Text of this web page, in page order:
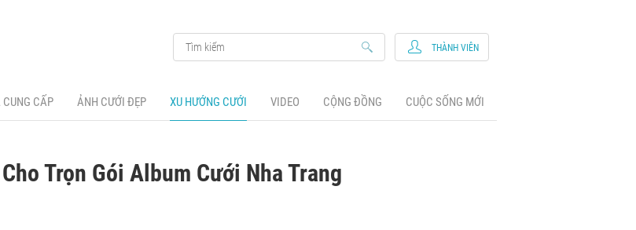
CUNG CẤP ẢNH CƯỚI ĐẸP XU HƯỚNG CƯỚI VIDEO CỘNG ĐỒNG CUỘC SỐNG MỚI
THÀNH VIÊN
Trọn Gói Album Cưới Nha Trang